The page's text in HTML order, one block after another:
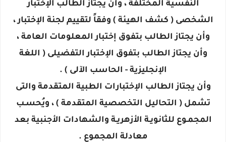
النفسية المختلفة ، وأن يجتاز الطالب الإختبار
الشخصى ( كشف الهيئة ) وفقاً لتقييم لجنة الإختبار ،
وأن يجتاز الطالب بتفوق إختبار المعلومات العامة ،
وأن يجتاز الطالب بتفوق الإختبار التفضيلى ( اللغة
الإنجليزية - الحاسب الآلى ) .
وأن يجتاز الطالب الإختبارات الطبية المتقدمة والتى
تشمل ( التحاليل التخصصية المتقدمة ) ، ويُحسـب
المجمـوع للثانويـة الأزهريـة والشهادات الأجنبية بعد
معادلة المجموع .